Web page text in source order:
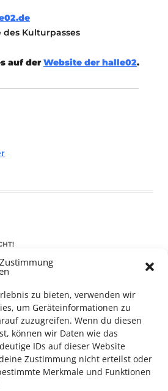
zu bieten, verwenden wir
um Geräteinformationen zu
zuzugreifen. Wenn du diesen
können wir Daten wie das
IDs auf dieser Website
Zustimmung nicht erteilst oder
Merkmale und Funktionen
des Kulturpasses
auf derWebsite der halle02.
stets über
info@kulturparkett-rhein-neckar.de
FESTIVAL DES DEUTSCHEN FILMS*